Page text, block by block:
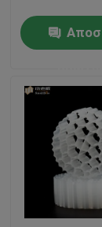
Μας ελάτε
Ζητήστε
Μέσα
Βιο μέσα